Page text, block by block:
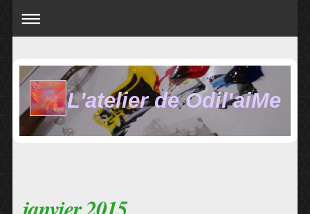
L'atelier de Odil'aiMe